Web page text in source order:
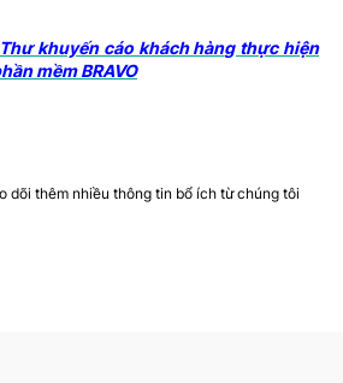
Thư khuyến cáo khách hàng thực hiện
mềm BRAVO
dõi thêm nhiều thông tin bổ ích từ chúng tôi​